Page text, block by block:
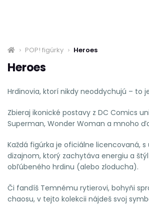
POP! figúrky Heroes
Heroes
Hrdinovia, ktorí nikdy neoddychujú – to
Zbieraj ikonické postavy z DC Comics
Superman, Wonder Woman a mnoho
Každá figúrka je oficiálne licencovaná,
dizajnom, ktorý zachytáva energiu a
obľúbeného hrdinu (alebo zloducha).
Či fandíš Temnému rytierovi, bohyňi
chaosu, v tejto kolekcii nájdeš svoj